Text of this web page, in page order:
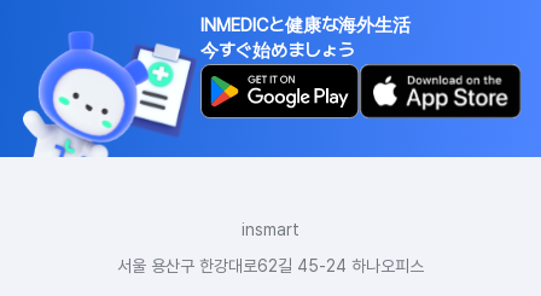
INMEDICと健康な海外生活
今すぐ始めましょう
insmart
서울 용산구 한강대로62길 45-24 하나오피스